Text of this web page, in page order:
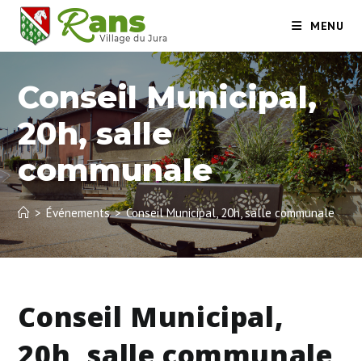
content
MENU
Conseil Municipal,
20h, salle
communale
> Événements > Conseil Municipal, 20h, salle communale
Conseil Municipal,